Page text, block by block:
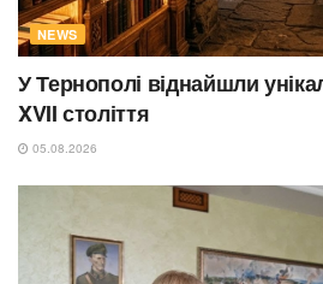
NEWS
У Тернополі віднайшли
XVII століття
05.08.2026